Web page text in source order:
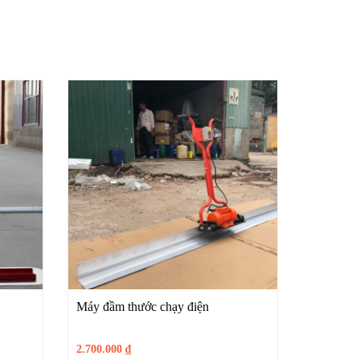
Máy đầm thước chạy điện
2.700.000 ₫